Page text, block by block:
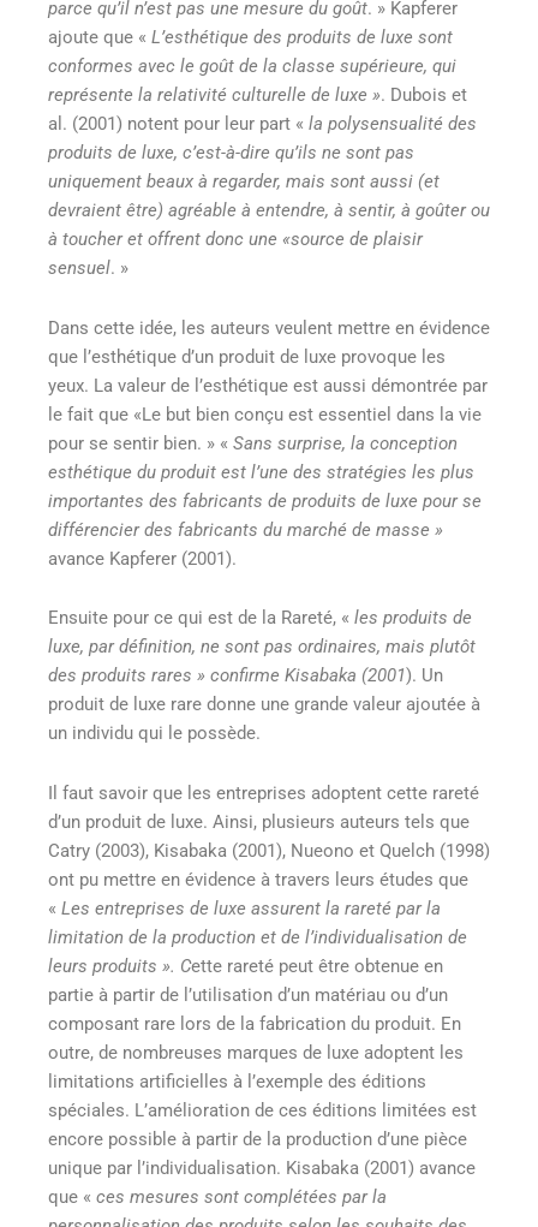
parce qu’il n’est pas une mesure du goût. » Kapferer
ajoute que « L’esthétique des produits de luxe sont
conformes avec le goût de la classe supérieure, qui
représente la relativité culturelle de luxe ». Dubois et
al. (2001) notent pour leur part « la polysensualité des
produits de luxe, c’est-à-dire qu’ils ne sont pas
uniquement beaux à regarder, mais sont aussi (et
devraient être) agréable à entendre, à sentir, à goûter ou
à toucher et offrent donc une «source de plaisir
sensuel. »
Dans cette idée, les auteurs veulent mettre en évidence
que l’esthétique d’un produit de luxe provoque les
yeux. La valeur de l’esthétique est aussi démontrée par
le fait que «Le but bien conçu est essentiel dans la vie
pour se sentir bien. » « Sans surprise, la conception
esthétique du produit est l’une des stratégies les plus
importantes des fabricants de produits de luxe pour se
différencier des fabricants du marché de masse »
avance Kapferer (2001).
Ensuite pour ce qui est de la Rareté, « les produits de
luxe, par définition, ne sont pas ordinaires, mais plutôt
des produits rares » confirme Kisabaka (2001). Un
produit de luxe rare donne une grande valeur ajoutée à
un individu qui le possède.
Il faut savoir que les entreprises adoptent cette rareté
d’un produit de luxe. Ainsi, plusieurs auteurs tels que
Catry (2003), Kisabaka (2001), Nueono et Quelch (1998)
ont pu mettre en évidence à travers leurs études que
« Les entreprises de luxe assurent la rareté par la
limitation de la production et de l’individualisation de
leurs produits ». Cette rareté peut être obtenue en
partie à partir de l’utilisation d’un matériau ou d’un
composant rare lors de la fabrication du produit. En
outre, de nombreuses marques de luxe adoptent les
limitations artificielles à l’exemple des éditions
spéciales. L’amélioration de ces éditions limitées est
encore possible à partir de la production d’une pièce
unique par l’individualisation. Kisabaka (2001) avance
que « ces mesures sont complétées par la